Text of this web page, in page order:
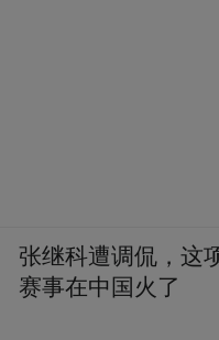
张继科遭调侃，这
赛事在中国火了